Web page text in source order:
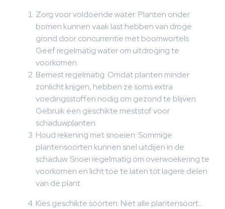
Zorg voor voldoende water: Planten onder
bomen kunnen vaak last hebben van droge
grond door concurrentie met boomwortels.
Geef regelmatig water om uitdroging te
voorkomen.
Bemest regelmatig: Omdat planten minder
zonlicht krijgen, hebben ze soms extra
voedingsstoffen nodig om gezond te blijven.
Gebruik een geschikte meststof voor
schaduwplanten.
Houd rekening met snoeien: Sommige
plantensoorten kunnen snel uitdijen in de
schaduw. Snoei regelmatig om overwoekering te
voorkomen en licht toe te laten tot lagere delen
van de plant.
Kies geschikte soorten: Niet alle plantensoort…